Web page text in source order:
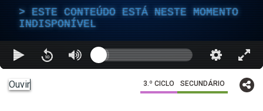
ESTE CONTEÚDO ESTÁ NESTE MOMENTO
INDISPONÍVEL
Ouvir 3.º CICLO SECUNDÁRIO